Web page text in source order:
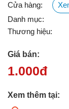
Cửa hàng:
Danh mục:
Thương hiệu:
Giá bán:
1.000đ
Xem thêm tại: